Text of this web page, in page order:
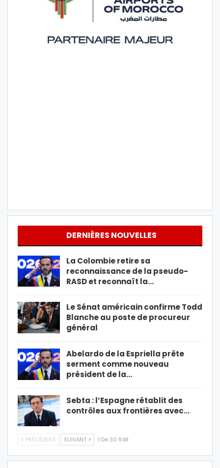
DERNIÈRES NOUVELLES
La Colombie retire sa
reconnaissance de la pseudo-
RASD et reconnaît la…
Le Sénat américain confirme Todd
Blanche au poste de procureur
général
Abelardo de la Espriella prête
serment comme nouveau
président de la…
Sebta : l’Espagne rétablit des
contrôles aux frontières avec…
PRÉCÉDENT SUIVANT 1 De 30 848